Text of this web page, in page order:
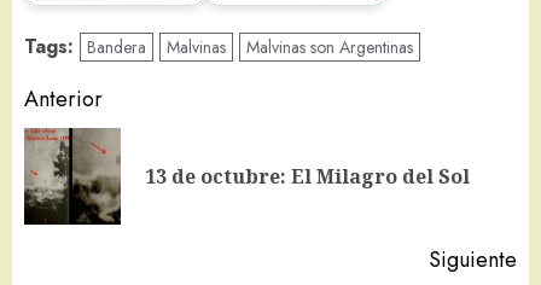
Tags: Bandera Malvinas Malvinas son Argentinas
Navegación
de
entradas
Anterior
13 de octubre: El Milagro del Sol
Siguiente